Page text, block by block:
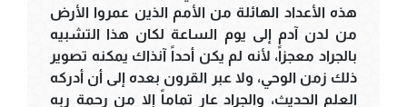
هذه الأعداد الهائلة من الأمم الذين عمروا الأرض
من لدن آدم إلى يوم الساعة لكان هذا التشبيه
بالجراد معجزاً، لأنه لم يكن أحداً آنذاك يمكنه تصوير
ذلك زمن الوحي، ولا عبر القرون بعده إلى أن أدركه
العلم الحديث، والجراد عار تماماً إلا من رحمة ربه